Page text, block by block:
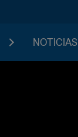
NOTICIAS